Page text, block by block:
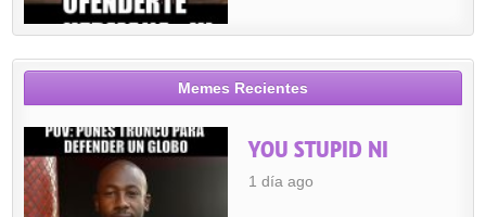
Memes Recientes
YOU STUPID NI
1 día ago